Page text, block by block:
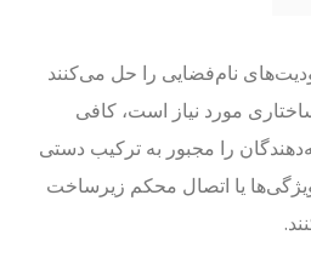
نام‌فضایی را حل می‌کنند
مورد نیاز است، کافی
را مجبور به ترکیب دستی
یا اتصال محکم زیرساخت